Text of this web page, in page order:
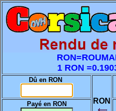
1 RON
Dû en RON
RON
Payé en RON